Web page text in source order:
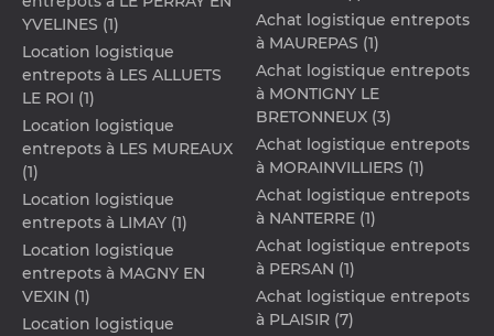
YVELINES (1)
Location logistique
entrepots à LES ALLUETS
LE ROI (1)
Location logistique
entrepots à LES MUREAUX
(1)
Location logistique
entrepots à LIMAY (1)
Location logistique
entrepots à MAGNY EN
VEXIN (1)
Location logistique
Achat logistique entrepots
à MAUREPAS (1)
Achat logistique entrepots
à MONTIGNY LE
BRETONNEUX (3)
Achat logistique entrepots
à MORAINVILLIERS (1)
Achat logistique entrepots
à NANTERRE (1)
Achat logistique entrepots
à PERSAN (1)
Achat logistique entrepots
à PLAISIR (7)